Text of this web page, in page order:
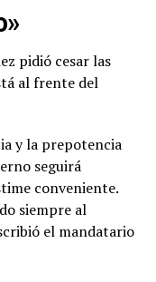
pidió cesar las
al frente del
y la prepotencia
seguirá
conveniente.
siempre al
el mandatario